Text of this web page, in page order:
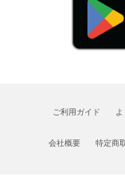
ご利用ガイド
会社概要 特定商